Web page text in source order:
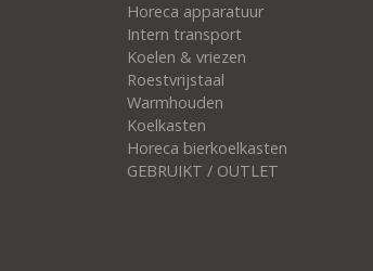
Horeca apparatuur
Intern transport
Koelen & vriezen
Roestvrijstaal
Warmhouden
Koelkasten
Horeca bierkoelkasten
GEBRUIKT / OUTLET